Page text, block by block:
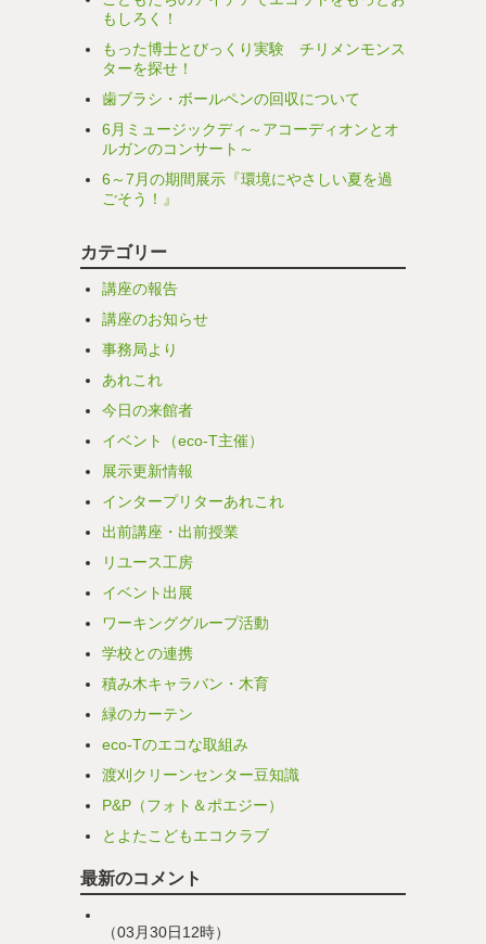
もしろく！
もった博士とびっくり実験 チリメンモンス
ターを探せ！
歯ブラシ・ボールペンの回収について
6月ミュージックディ～アコーディオンとオ
ルガンのコンサート～
6～7月の期間展示『環境にやさしい夏を過
ごそう！』
カテゴリー
講座の報告
講座のお知らせ
事務局より
あれこれ
今日の来館者
イベント（eco-T主催）
展示更新情報
インタープリターあれこれ
出前講座・出前授業
リユース工房
イベント出展
ワーキンググループ活動
学校との連携
積み木キャラバン・木育
緑のカーテン
eco-Tのエコな取組み
渡刈クリーンセンター豆知識
P&P（フォト＆ポエジー）
とよたこどもエコクラブ
最新のコメント
（03月30日12時）